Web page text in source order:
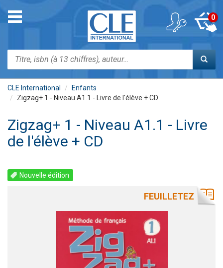
contenu
Toggle
navigation
Rechercher
0
CLE International
Enfants
Zigzag+ 1 - Niveau A1.1 - Livre de l'élève + CD
Zigzag+ 1 - Niveau A1.1 - Livre
de l'élève + CD
Nouvelle édition
FEUILLETEZ